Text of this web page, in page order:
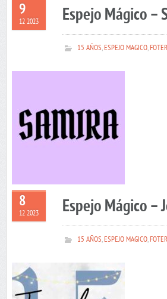
9
12 2023 Espejo Mágico –
15 AÑOS,ESPEJO MAGICO,
8
12 2023 Espejo Mágico –
15 AÑOS,ESPEJO MAGICO,